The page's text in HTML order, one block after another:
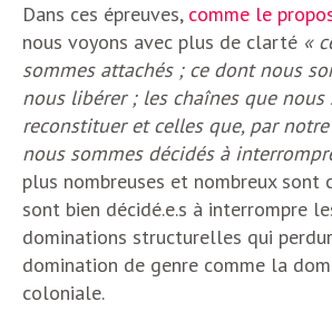
Dans ces épreuves, comme le
nous voyons avec plus de clarté «
sommes attachés ; ce dont nous
nous libérer ; les chaînes que nous
reconstituer et celles que, par
nous sommes décidés à
plus nombreuses et nombreux sont
sont bien décidé.e.s à interrompre
dominations structurelles qui
domination de genre comme la
coloniale.